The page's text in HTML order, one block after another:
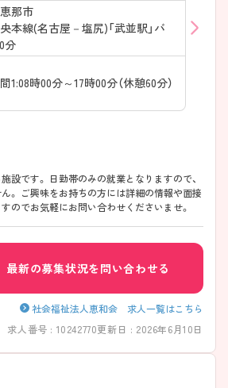
那市
本線(名古屋－塩尻)「武並駅」バ
分
1:08時00分～17時00分（休憩60分）
業となりますので、
や面接
のでお気軽にお問い合わせくださいませ。
最新の募集状況を問い合わせる
社会福祉法人恵和会 求人一覧はこちら
求人番号 : 10242770更新日 : 2026年6月10日